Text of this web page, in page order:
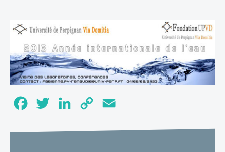
FacebookTwitter LinkedInCopy